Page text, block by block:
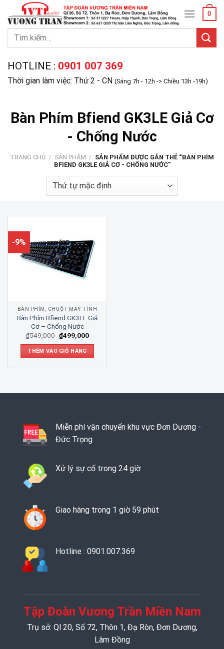
content
0
Tìm
HOTLINE : 0901 007 369
Thời gian làm việc: Thứ 2 - CN (Sáng 7h - 12h -> Chiều 13h -19h)
Bàn Phím Bfiend GK3LE Giả Cơ
- Chống Nước
TRANG CHỦ / SẢN PHẨM / SẢN PHẨM ĐƯỢC GẮN THẺ “BÀN PHÍM
BFIEND GK3LE GIẢ CƠ - CHỐNG NƯỚC”
-9%
BÀN PHÍM, CHUỘT MÁY TÍNH
Bàn Phím Bfiend GK3LE Giả
Cơ – Chống Nước
₫549,000 ₫499,000
THÊM VÀO GIỎ HÀNG
Miễn phí vận chuyển khu vực Đơn Dương -
Đức Trọng
Xử lý sự cố trong 24 giờ
Giao hàng trong 1 giờ 59 phút
Hotline : 0901.007.369
Tập Đoàn Vương Trần Miền Nam
Trụ sở: Ql 20, Số 72, Thôn 1, Đạ Ròn, Đơn Dương,
Lâm Đồng